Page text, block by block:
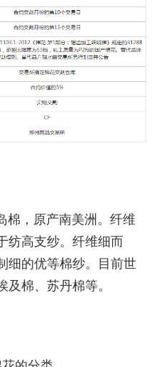
棉，原产南美洲。纤维
纺高支纱。纤维细而
细的优等棉纱。目前世
棉、苏丹棉等。